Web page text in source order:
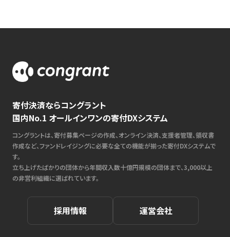
寄付決済ならコングラント
国内No.1 オールインワンの寄付DXシステム
コングラントは、寄付募集ページの作成、オンライン決済、支援者管理、領収書
作成など、ファンドレイジングに必要な全ての機能が揃った寄付DXシステムで
す。
立ち上げたばかりの団体から年間収入数十億円規模の団体まで、3,000以上
の非営利組織に選ばれています。
採用情報 運営会社